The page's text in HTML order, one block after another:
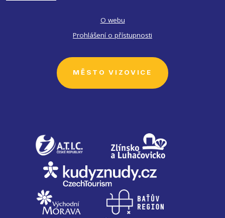
O webu
Prohlášení o přístupnosti
MĚSTO VIZOVICE